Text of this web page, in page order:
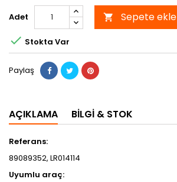
Adet  Sepete ekle
 Stokta Var
Paylaş
AÇIKLAMA BILGI & STOK
Referans:
89089352, LR014114
Uyumlu araç: